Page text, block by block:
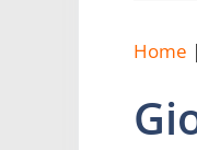
Home |